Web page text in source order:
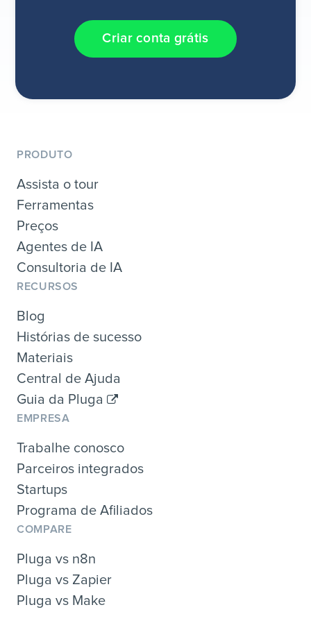
Criar conta grátis
PRODUTO
Assista o tour
Ferramentas
Preços
Agentes de IA
Consultoria de IA
RECURSOS
Blog
Histórias de sucesso
Materiais
Central de Ajuda
Guia da Pluga
EMPRESA
Trabalhe conosco
Parceiros integrados
Startups
Programa de Afiliados
COMPARE
Pluga vs n8n
Pluga vs Zapier
Pluga vs Make